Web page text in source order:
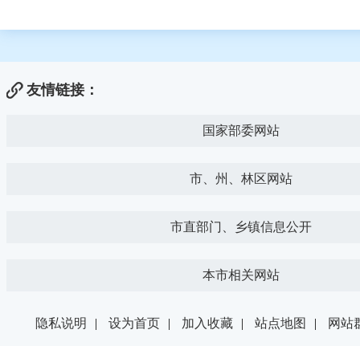
友情链接：
国家部委网站
市、州、林区网站
市直部门、乡镇信息公开
本市相关网站
隐私说明 | 设为首页 | 加入收藏 | 站点地图 | 网站